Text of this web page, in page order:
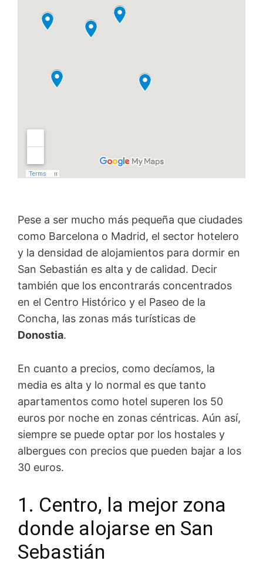
Pese a ser mucho más pequeña que ciudades
como Barcelona o Madrid, el sector hotelero
y la densidad de alojamientos para dormir en
San Sebastián es alta y de calidad. Decir
también que los encontrarás concentrados
en el Centro Histórico y el Paseo de la
Concha, las zonas más turísticas de
Donostia.
En cuanto a precios, como decíamos, la
media es alta y lo normal es que tanto
apartamentos como hotel superen los 50
euros por noche en zonas céntricas. Aún así,
siempre se puede optar por los hostales y
albergues con precios que pueden bajar a los
30 euros.
1. Centro, la mejor zona
donde alojarse en San
Sebastián